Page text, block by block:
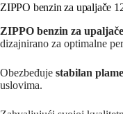
ZIPPO benzin za upaljače
ZIPPO benzin za
dizajnirano za optimalne
Obezbeđuje stabilan
uslovima.